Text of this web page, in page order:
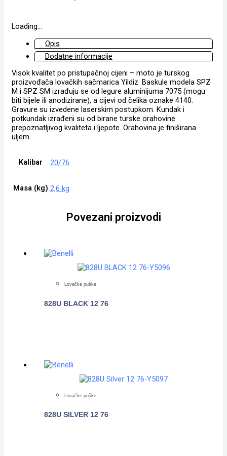
Loading...
Opis
Dodatne informacije
Visok kvalitet po pristupačnoj cijeni – moto je turskog
proizvođača lovačkih sačmarica Yildiz. Baskule modela SPZ
M i SPZ SM izrađuju se od legure aluminijuma 7075 (mogu
biti bijele ili anodizirane), a cijevi od čelika oznake 4140.
Gravure su izvedene laserskim postupkom. Kundak i
potkundak izrađeni su od birane turske orahovine
prepoznatljivog kvaliteta i ljepote. Orahovina je finiširana
uljem.
Kalibar 20/76
Masa (kg) 2,6 kg
Povezani proizvodi
Lovačke puške
828U BLACK 12 76
Lovačke puške
828U SILVER 12 76